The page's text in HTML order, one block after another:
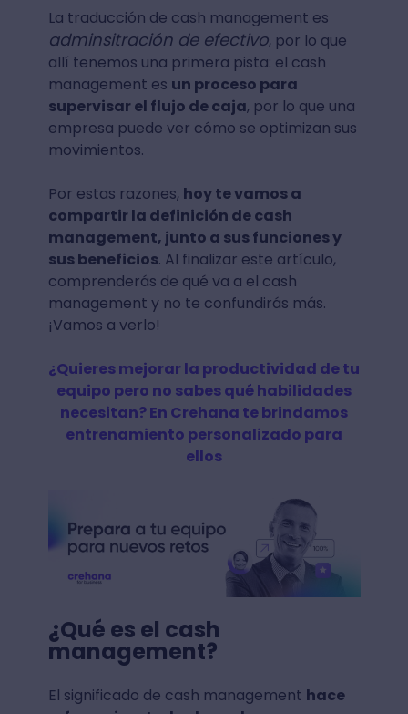
La traducción de cash management es
adminsitración de efectivo, por lo que
allí tenemos una primera pista: el cash
management es un proceso para
supervisar el flujo de caja, por lo que una
empresa puede ver cómo se optimizan sus
movimientos.
Por estas razones, hoy te vamos a
compartir la definición de cash
management, junto a sus funciones y
sus beneficios. Al finalizar este artículo,
comprenderás de qué va a el cash
management y no te confundirás más.
¡Vamos a verlo!
¿Quieres mejorar la productividad de tu
equipo pero no sabes qué habilidades
necesitan? En Crehana te brindamos
entrenamiento personalizado para
ellos
¿Qué es el cash
management?
El significado de cash management hace